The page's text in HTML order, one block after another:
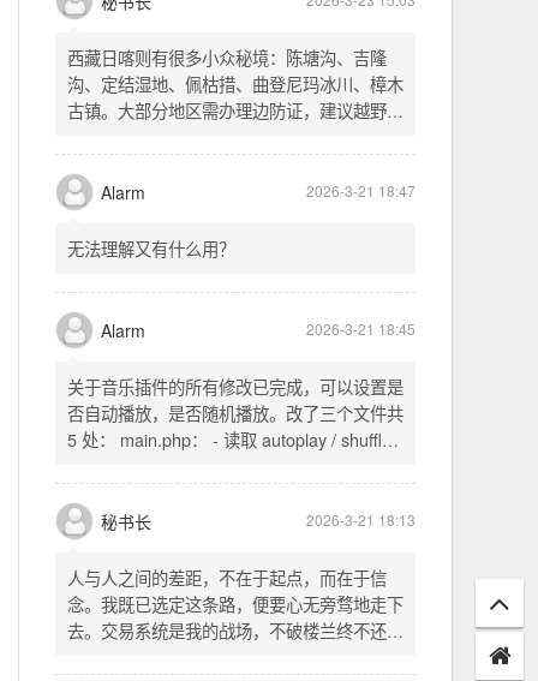
不起早，还是为了省事花更多的钱用中转。链
SSH 用 gost 做 HTTP+SOCKS 转换才能用
多 Agent。配置麻烦了点，设定好了后直接任
意 IP 进行 SSH 登录。畅用，值得纪念。
秘书长 2026-3-23 15:03
西藏日喀则有很多小众秘境：陈塘沟、吉隆
沟、定结湿地、佩枯措、曲登尼玛冰川、樟木
古镇。大部分地区需办理边防证，建议越野
经吉隆口岸前往加德满都，沿途风景绝美。
Alarm
无法理解又有什么用？
Alarm 2026-3-21 18:45
关于音乐插件的所有修改已完成，可以设置是
否自动播放，是否随机播放。改了三个文件共
5 处： main.php： - 读取 autoplay / shuffle
一行两个复选框（自动播放音乐 / 默认随机播
放），带配套 CSS track.php： - 在 var
playlist = [...] 后面输出 _p4zAutoplay 和
秘书长 2026-3-21 18:13
人与人之间的差距，不在于起点，而在于信